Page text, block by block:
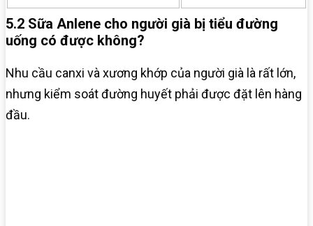
5.2 Sữa Anlene cho người già bị tiểu đường
uống có được không?
Nhu cầu canxi và xương khớp của người già là rất lớn,
nhưng kiểm soát đường huyết phải được đặt lên hàng
đầu.